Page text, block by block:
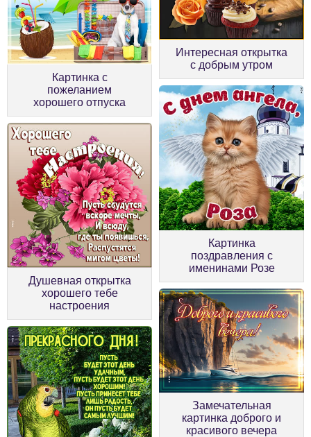
Картинка с
пожеланием
хорошего отпуска
Интересная открытка
с добрым утром
Душевная открытка
хорошего тебе
настроения
Картинка
поздравления с
именинами Розе
Замечательная
картинка доброго и
красивого вечера